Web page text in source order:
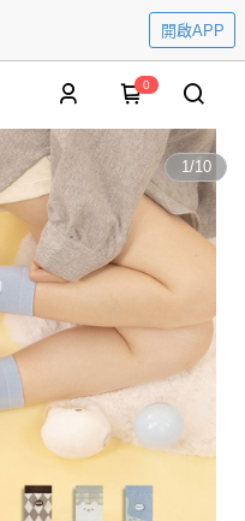
開啟APP
0
1/10